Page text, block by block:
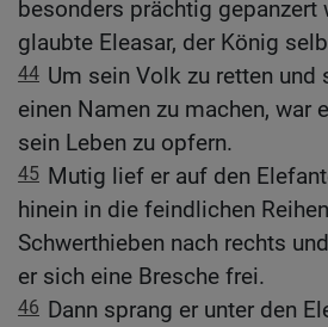
besonders prächtig gepanzert
glaubte Eleasar, der König
44 Um sein Volk zu retten und
einen Namen zu machen, war
sein Leben zu opfern.
45 Mutig lief er auf den
hinein in die feindlichen
Schwerthieben nach rechts
er sich eine Bresche frei.
46 Dann sprang er unter den